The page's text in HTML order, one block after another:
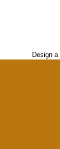
Design